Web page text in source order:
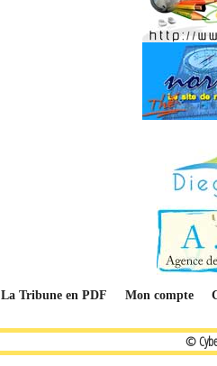
La Tribune en PDF Mon compte
©